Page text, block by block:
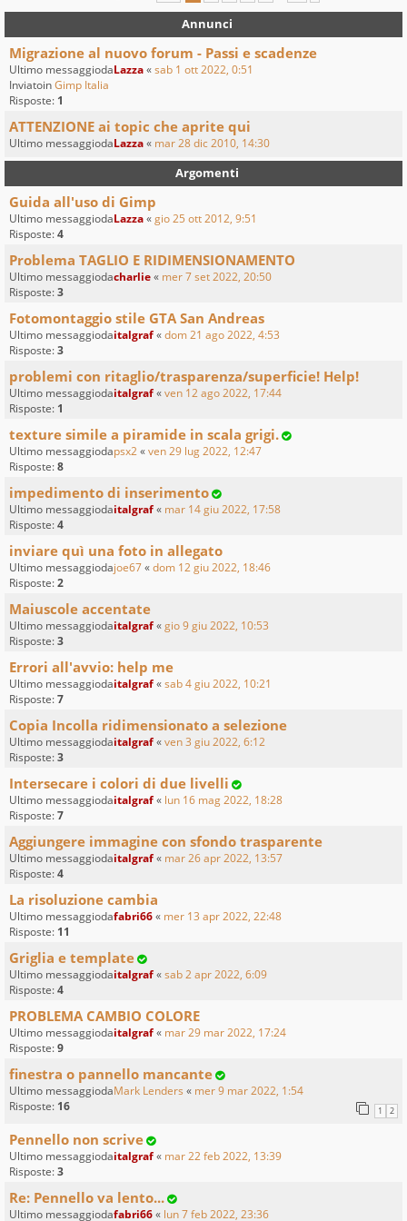
Annunci
Migrazione al nuovo forum - Passi e scadenze
Ultimo messaggiodaLazza«sab 1 ott 2022, 0:51
InviatoinGimp Italia
Risposte: 1
ATTENZIONE ai topic che aprite qui
Ultimo messaggiodaLazza« mar 28 dic 2010, 14:30
Argomenti
Guida all'uso di Gimp
Ultimo messaggiodaLazza«gio 25 ott 2012, 9:51
Risposte:4
Problema TAGLIO E RIDIMENSIONAMENTO
Ultimo messaggiodacharlie« mer 7 set 2022, 20:50
Risposte:3
Fotomontaggio stile GTA San Andreas
Ultimo messaggiodaitalgraf«dom 21 ago 2022, 4:53
Risposte:3
problemi con ritaglio/trasparenza/superficie! Help!
Ultimo messaggiodaitalgraf«ven 12 ago 2022, 17:44
Risposte: 1
texture simile a piramide in scala grigi.
Ultimo messaggiodapsx2«ven 29 lug 2022, 12:47
Risposte:8
impedimento di inserimento
Ultimo messaggiodaitalgraf« mar 14 giu 2022, 17:58
Risposte:4
inviare quì una foto in allegato
Ultimo messaggiodajoe67«dom 12 giu 2022, 18:46
Risposte:2
Maiuscole accentate
Ultimo messaggiodaitalgraf«gio 9 giu 2022, 10:53
Risposte:3
Errori all'avvio: help me
Ultimo messaggiodaitalgraf«sab 4 giu 2022, 10:21
Risposte:7
Copia Incolla ridimensionato a selezione
Ultimo messaggiodaitalgraf«ven 3 giu 2022, 6:12
Risposte:3
Intersecare i colori di due livelli
Ultimo messaggiodaitalgraf« lun 16 mag 2022, 18:28
Risposte:7
Aggiungere immagine con sfondo trasparente
Ultimo messaggiodaitalgraf« mar 26 apr 2022, 13:57
Risposte:4
La risoluzione cambia
Ultimo messaggiodafabri66« mer 13 apr 2022, 22:48
Risposte: 11
Griglia e template
Ultimo messaggiodaitalgraf«sab 2 apr 2022, 6:09
Risposte:4
PROBLEMA CAMBIO COLORE
Ultimo messaggiodaitalgraf« mar 29 mar 2022, 17:24
Risposte:9
finestra o pannello mancante
Ultimo messaggiodaMark Lenders « mer 9 mar 2022, 1:54
Risposte: 16 1 2
Pennello non scrive
Ultimo messaggiodaitalgraf« mar 22 feb 2022, 13:39
Risposte:3
Re: Pennello va lento...
Ultimo messaggiodafabri66« lun 7 feb 2022, 23:36